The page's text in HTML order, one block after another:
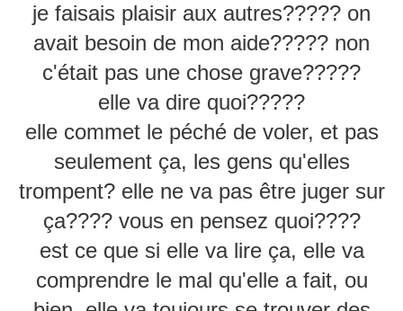
je faisais plaisir aux autres????? on
avait besoin de mon aide????? non
c'était pas une chose grave?????
elle va dire quoi?????
elle commet le péché de voler, et pas
seulement ça, les gens qu'elles
trompent? elle ne va pas être juger sur
ça???? vous en pensez quoi????
est ce que si elle va lire ça, elle va
comprendre le mal qu'elle a fait, ou